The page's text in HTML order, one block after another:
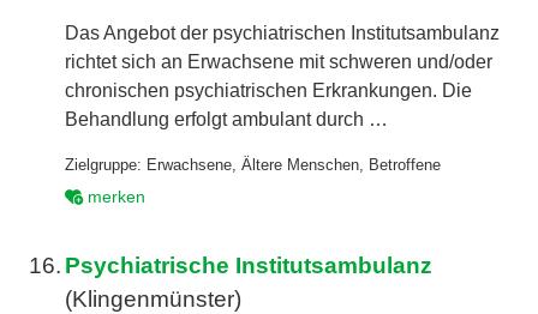
Das Angebot der psychiatrischen Institutsambulanz
richtet sich an Erwachsene mit schweren und/oder
chronischen psychiatrischen Erkrankungen. Die
Behandlung erfolgt ambulant durch …
Zielgruppe: Erwachsene,Ältere Menschen, Betroffene
merken
16. Psychiatrische Institutsambulanz
(Klingenmünster)